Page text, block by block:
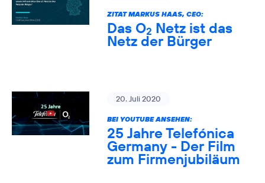
ZITAT MARKUS HAAS, CEO:
Das O2 Netz ist das
Netz der Bürger
20. Juli 2020
BEI YOUTUBE ANSEHEN:
25 Jahre Telefónica
Germany - Der Film
zum Firmenjubiläum